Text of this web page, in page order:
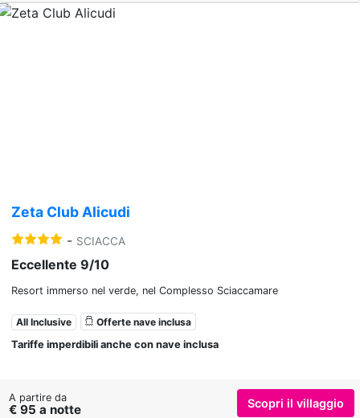
Zeta Club Alicudi
- SCIACCA
Eccellente 9/10
Resort immerso nel verde, nel Complesso Sciaccamare
All Inclusive
Offerte nave inclusa
Tariffe imperdibili anche con nave inclusa
A partire da
€ 95 a notte Scopri il villaggio